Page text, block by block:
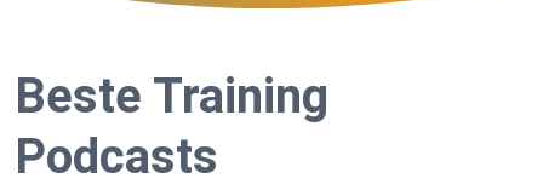
Beste Training
Podcasts